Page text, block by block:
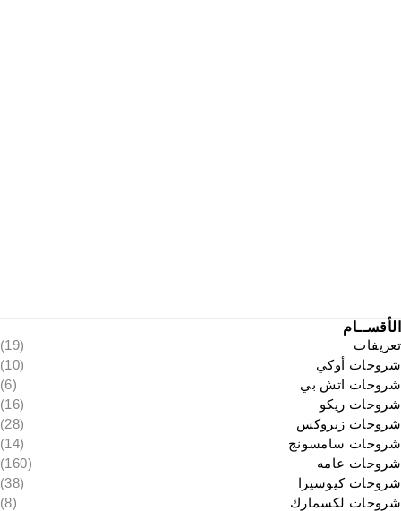
الأقســام
تعريفات
(19)
شروحات أوكي
(10)
شروحات اتش بي
(6)
شروحات ريكو
(16)
شروحات زيروكس
(28)
شروحات سامسونج
(14)
شروحات عامه
(160)
شروحات كيوسيرا
(38)
شروحات لكسمارك
(8)